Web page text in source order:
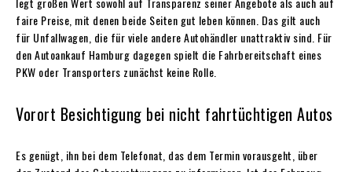
faire Preise, mit denen beide Seiten gut leben können. Das gilt auch
für Unfallwagen, die für viele andere Autohändler unattraktiv sind. Für
den Autoankauf Hamburg dagegen spielt die Fahrbereitschaft eines
PKW oder Transporters zunächst keine Rolle.
Vorort Besichtigung bei nicht fahrtüchtigen Autos
Es genügt, ihn bei dem Telefonat, das dem Termin vorausgeht, über